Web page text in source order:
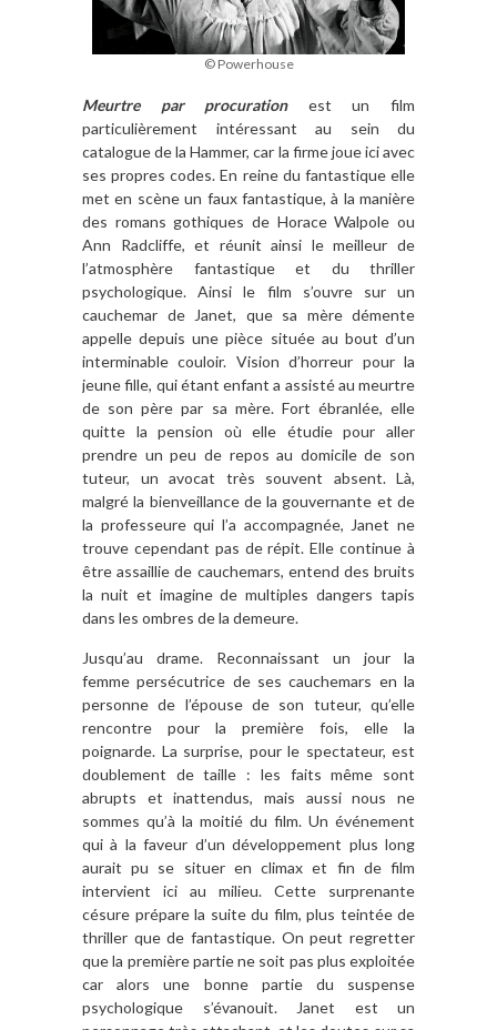
© Powerhouse
Meurtre par procurationest un film
particulièrement intéressant au sein du
catalogue de la Hammer, car la firme joue ici avec
ses propres codes. En reine du fantastique elle
met en scène un faux fantastique, à la manière
des romans gothiques de Horace Walpole ou
Ann Radcliffe, et réunit ainsi le meilleur de
l’atmosphère fantastique et du thriller
psychologique. Ainsi le film s’ouvre sur un
cauchemar de Janet, que sa mère démente
appelle depuis une pièce située au bout d’un
interminable couloir. Vision d’horreur pour la
jeune fille, qui étant enfant a assisté au meurtre
de son père par sa mère. Fort ébranlée, elle
quitte la pension où elle étudie pour aller
prendre un peu de repos au domicile de son
tuteur, un avocat très souvent absent. Là,
malgré la bienveillance de la gouvernante et de
la professeure qui l’a accompagnée, Janet ne
trouve cependant pas de répit. Elle continue à
être assaillie de cauchemars, entend des bruits
la nuit et imagine de multiples dangers tapis
dans les ombres de la demeure.
Jusqu’au drame. Reconnaissant un jour la
femme persécutrice de ses cauchemars en la
personne de l’épouse de son tuteur, qu’elle
rencontre pour la première fois, elle la
poignarde. La surprise, pour le spectateur, est
doublement de taille : les faits même sont
abrupts et inattendus, mais aussi nous ne
sommes qu’à la moitié du film. Un événement
qui à la faveur d’un développement plus long
aurait pu se situer en climax et fin de film
intervient ici au milieu. Cette surprenante
césure prépare la suite du film, plus teintée de
thriller que de fantastique. On peut regretter
que la première partie ne soit pas plus exploitée
car alors une bonne partie du suspense
psychologique s’évanouit. Janet est un